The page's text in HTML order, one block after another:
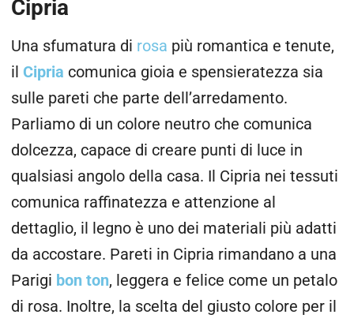
Cipria
Una sfumatura di rosa più romantica e tenute,
il Cipria comunica gioia e spensieratezza sia
sulle pareti che parte dell’arredamento.
Parliamo di un colore neutro che comunica
dolcezza, capace di creare punti di luce in
qualsiasi angolo della casa. Il Cipria nei tessuti
comunica raffinatezza e attenzione al
dettaglio, il legno è uno dei materiali più adatti
da accostare. Pareti in Cipria rimandano a una
Parigi bon ton, leggera e felice come un petalo
di rosa. Inoltre, la scelta del giusto colore per il